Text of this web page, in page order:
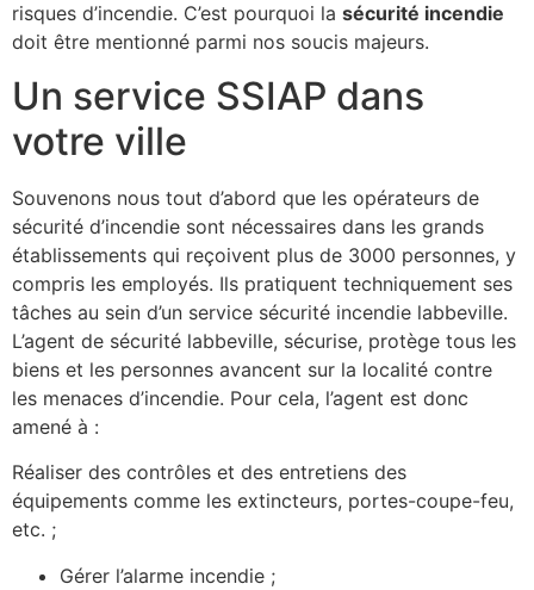
risques d’incendie. C’est pourquoi la sécurité incendie
doit être mentionné parmi nos soucis majeurs.
Un service SSIAP dans
votre ville
Souvenons nous tout d’abord que les opérateurs de
sécurité d’incendie sont nécessaires dans les grands
établissements qui reçoivent plus de 3000 personnes, y
compris les employés. Ils pratiquent techniquement ses
tâches au sein d’un service sécurité incendie labbeville.
L’agent de sécurité labbeville, sécurise, protège tous les
biens et les personnes avancent sur la localité contre
les menaces d’incendie. Pour cela, l’agent est donc
amené à :
Réaliser des contrôles et des entretiens des
équipements comme les extincteurs, portes-coupe-feu,
etc. ;
Gérer l’alarme incendie ;